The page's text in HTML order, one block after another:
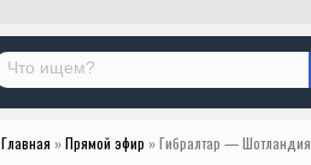
Главная »Прямой эфир » Гибралтар — Шотландия